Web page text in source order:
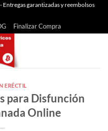
Entregas garantizadas y reembolsos
Finalizar Compra
ERÉCTIL
para Disfunción
Online